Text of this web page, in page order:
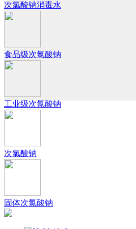
次氯酸钠消毒水
食品级次氯酸钠
工业级次氯酸钠
次氯酸钠
固体次氯酸钠